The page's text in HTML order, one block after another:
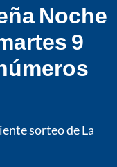
Noche
9
sorteo de La